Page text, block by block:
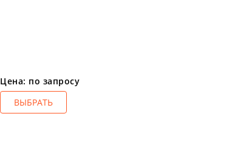
Цена: по запросу
ВЫБРАТЬ